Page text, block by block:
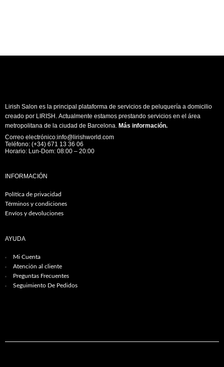
Lirish Salon es la principal plataforma de servicios de peluquería a domicilio
creado por LIRISH. Actualmente estamos prestando servicios en el área
metropolitana de la ciudad de Barcelona. Más información.
Correo electrónico:info@lirishworld.com
Teléfono: (+34) 671 13 36 06
Horario: Lun-Dom: 08:00 – 20:00
INFORMACIÓN
Política de privacidad
Términos y condiciones
Envíos y devoluciones
AYUDA
Mi Cuenta
Atención al cliente
Preguntas Frecuentes
Seguimiento De Pedidos